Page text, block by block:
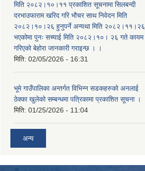
मिति २०८२।१०।११ प्रकाशित सूचनामा सिलबन्दी
दरभाउफाराम खरिद गरि भौचर साथ निवेदन मिति
२०८२।१०।२६ हुनुपर्ने अन्यथा मिति २०८२।११।२६
भएकोमा पुनः सच्याई मिति २०८२।१०। २६ गते कायम
गरिएको बेहोरा जानकारी गराइन्छ । ।
मिति: 02/05/2026 - 16:31
भूमे गाउँपालिका अन्तर्गत विभिन्न सडकहरुको अनलाई
ठेक्का खुलेको सम्बन्धमा पत्रिकामा प्रकाशित सूचना ।
मिति: 01/25/2026 - 11:04
अन्य